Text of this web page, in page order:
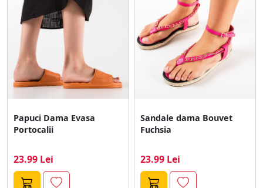
Papuci Dama Evasa
Portocalii
23.99 Lei
Sandale dama Bouvet
Fuchsia
23.99 Lei